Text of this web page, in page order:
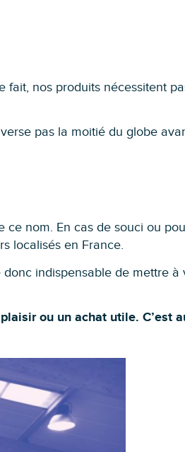
fait, nos produits nécessitent
pas la moitié du globe
nom. En cas de souci ou
localisés en France.
indispensable de mettre
ou un achat utile. C’est